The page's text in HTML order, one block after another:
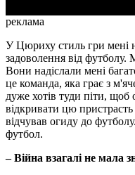
реклама
У Цюриху стиль гри мені
задоволення від футболу.
Вони надіслали мені
це команда, яка грає з
дуже хотів туди піти, щоб
відкривати цю
відчував огиду до
футбол.
– Війна взагалі не мала